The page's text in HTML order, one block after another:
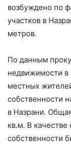
возбуждено по
участков в
метров.
По данным
недвижимости в
местных
собственности
в Назрани.
кв.м. В качестве
собственности